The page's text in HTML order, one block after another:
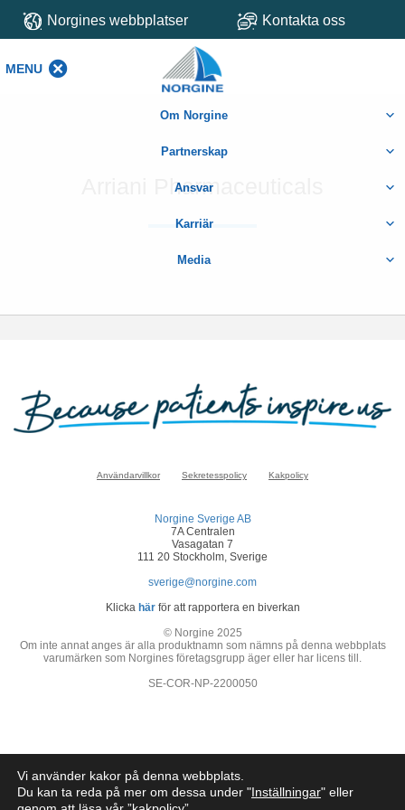
Norgines webbplatser Kontakta oss
MENU
Om Norgine
Partnerskap
Ansvar
Karriär
Media
Arriani Pharmaceuticals
Användarvillkor Sekretesspolicy Kakpolicy
Norgine Sverige AB
7A Centralen
Vasagatan 7
111 20 Stockholm, Sverige
sverige@norgine.com
Klicka härför att rapportera en biverkan
© Norgine 2025
Om inte annat anges är alla produktnamn som nämns på denna webbplats
varumärken som Norgines företagsgrupp äger eller har licens till.
SE-COR-NP-2200050
Vi använder kakor på denna webbplats.
Du kan ta reda på mer om dessa under "Inställningar" eller